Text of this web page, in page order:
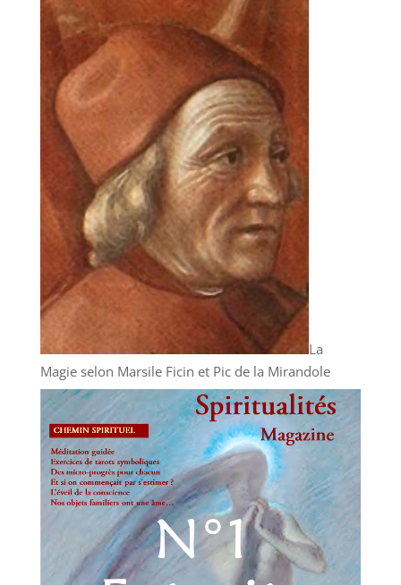
La
Magie selon Marsile Ficin et Pic de la Mirandole